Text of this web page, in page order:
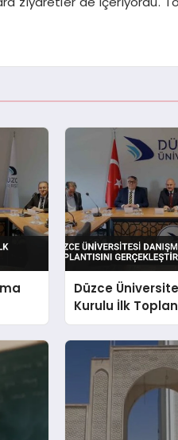
Düzce
Kurulu İlk
Gerçekleştirdi